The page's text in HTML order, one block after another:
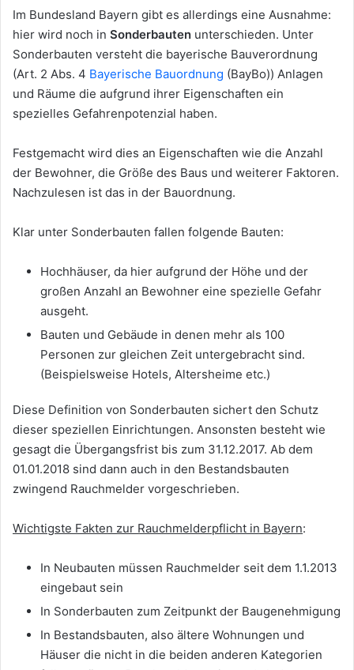
Im Bundesland Bayern gibt es allerdings eine Ausnahme:
hier wird noch in Sonderbauten unterschieden. Unter
Sonderbauten versteht die bayerische Bauverordnung
(Art. 2 Abs. 4 Bayerische Bauordnung (BayBo)) Anlagen
und Räume die aufgrund ihrer Eigenschaften ein
spezielles Gefahrenpotenzial haben.
Festgemacht wird dies an Eigenschaften wie die Anzahl
der Bewohner, die Größe des Baus und weiterer Faktoren.
Nachzulesen ist das in der Bauordnung.
Klar unter Sonderbauten fallen folgende Bauten:
Hochhäuser, da hier aufgrund der Höhe und der
großen Anzahl an Bewohner eine spezielle Gefahr
ausgeht.
Bauten und Gebäude in denen mehr als 100
Personen zur gleichen Zeit untergebracht sind.
(Beispielsweise Hotels, Altersheime etc.)
Diese Definition von Sonderbauten sichert den Schutz
dieser speziellen Einrichtungen. Ansonsten besteht wie
gesagt die Übergangsfrist bis zum 31.12.2017. Ab dem
01.01.2018 sind dann auch in den Bestandsbauten
zwingend Rauchmelder vorgeschrieben.
Wichtigste Fakten zur Rauchmelderpflicht in Bayern:
In Neubauten müssen Rauchmelder seit dem 1.1.2013
eingebaut sein
In Sonderbauten zum Zeitpunkt der Baugenehmigung
In Bestandsbauten, also ältere Wohnungen und
Häuser die nicht in die beiden anderen Kategorien